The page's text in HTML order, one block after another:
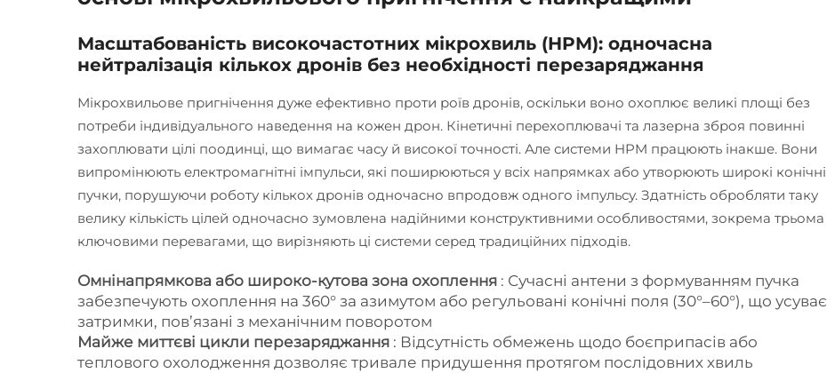
Масштабованість високочастотних мікрохвиль (HPM): одночасна
нейтралізація кількох дронів без необхідності перезаряджання
Мікрохвильове пригнічення дуже ефективно проти роїв дронів, оскільки воно охоплює великі площі без
потреби індивідуального наведення на кожен дрон. Кінетичні перехоплювачі та лазерна зброя повинні
захоплювати цілі поодинці, що вимагає часу й високої точності. Але системи HPM працюють інакше. Вони
випромінюють електромагнітні імпульси, які поширюються у всіх напрямках або утворюють широкі конічні
пучки, порушуючи роботу кількох дронів одночасно впродовж одного імпульсу. Здатність обробляти таку
велику кількість цілей одночасно зумовлена надійними конструктивними особливостями, зокрема трьома
ключовими перевагами, що вирізняють ці системи серед традиційних підходів.
Омнінапрямкова або широко-кутова зона охоплення : Сучасні антени з формуванням пучка
забезпечують охоплення на 360° за азимутом або регульовані конічні поля (30°–60°), що усуває
затримки, пов’язані з механічним поворотом
Майже миттєві цикли перезаряджання : Відсутність обмежень щодо боєприпасів або
теплового охолодження дозволяє тривале придушення протягом послідовних хвиль